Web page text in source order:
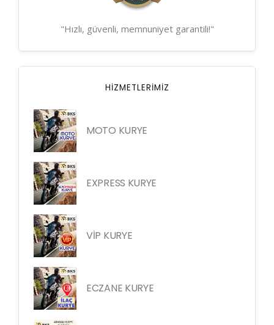
"Hızlı, güvenli, memnuniyet garantili!"
HIZMETLERIMIZ
MOTO KURYE
EXPRESS KURYE
VİP KURYE
ECZANE KURYE